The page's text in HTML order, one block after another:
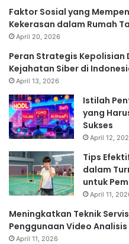
Faktor Sosial yang
Kekerasan dalam Rumah
April 20, 2026
Peran Strategis Kepolisian
Kejahatan Siber di
April 13, 2026
Istilah
yang
Sukses
April 12,
Tips
dalam
untuk
April 11,
Meningkatkan Teknik
Penggunaan Video
April 11, 2026